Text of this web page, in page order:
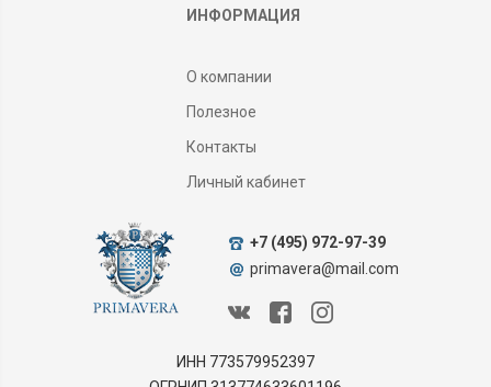
ИНФОРМАЦИЯ
О компании
Полезное
Контакты
Личный кабинет
ИНН 773579952397
+7 (495) 972-97-39
primavera@mail.com